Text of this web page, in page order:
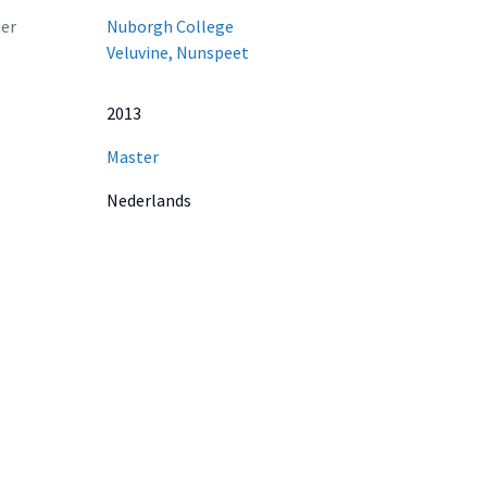
Nuborgh College
Veluvine, Nunspeet
2013
Master
Nederlands